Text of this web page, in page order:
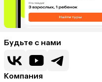
Будьте с нами
Компания